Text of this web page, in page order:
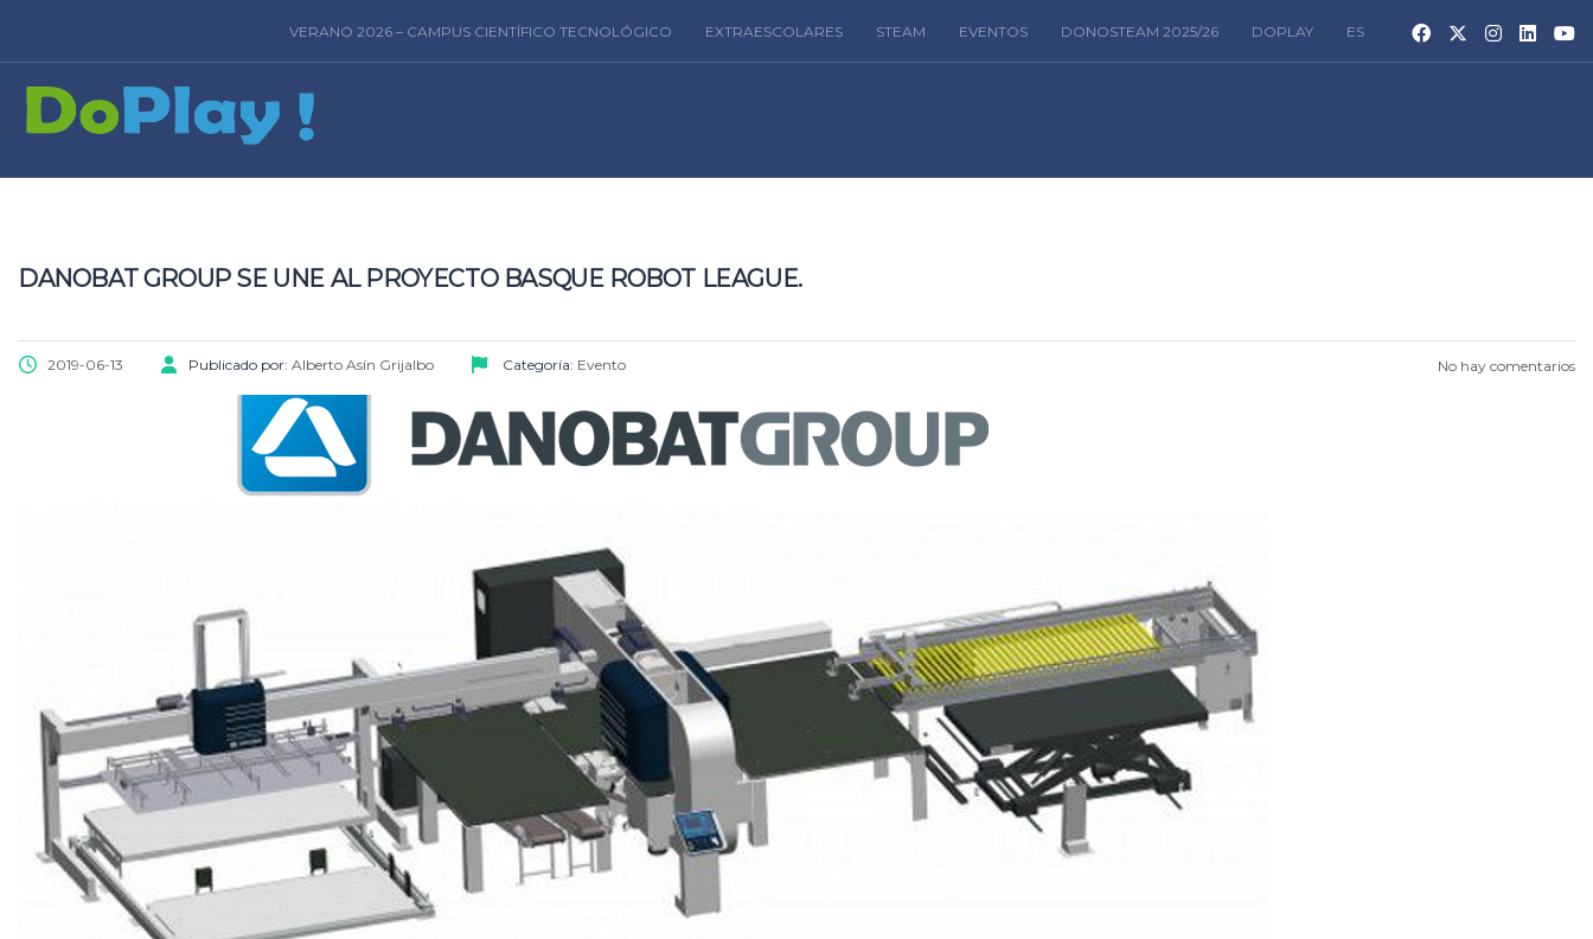
VERANO 2026 – CAMPUS CIENTÍFICO TECNOLÓGICO EXTRAESCOLARES STEAM EVENTOS DONOSTEAM 2025/26 DOPLAY ES
DANOBAT GROUP SE UNE AL PROYECTO BASQUE ROBOT LEAGUE.
2019-06-13 Publicado por: Alberto Asín Grijalbo Categoría: Evento No hay comentarios